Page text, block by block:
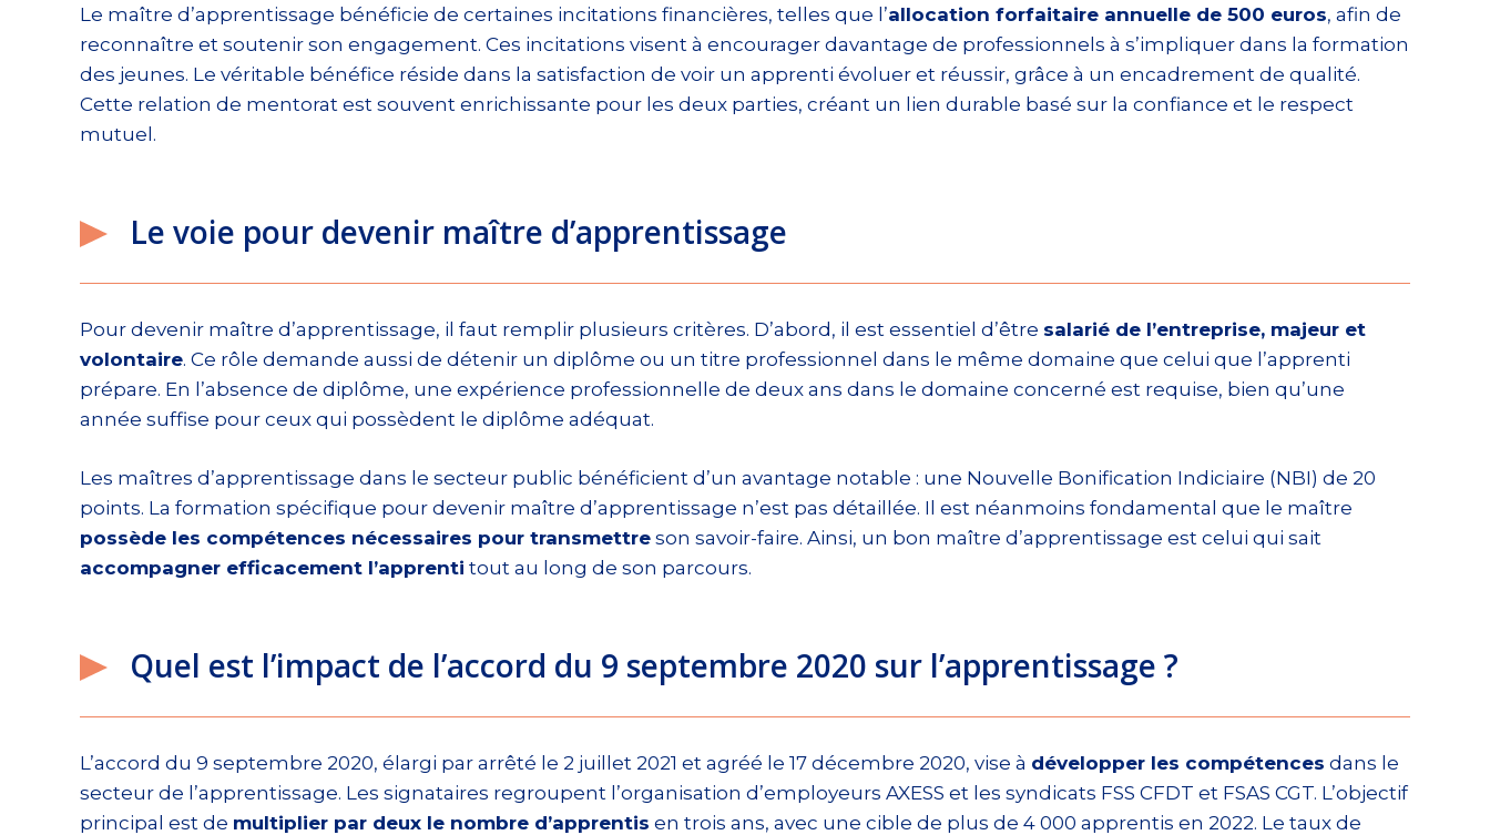
Le maître d’apprentissage bénéficie de certaines incitations financières, telles que l’allocation forfaitaire annuelle de 500 euros, afin de
reconnaître et soutenir son engagement. Ces incitations visent à encourager davantage de professionnels à s’impliquer dans la formation
des jeunes. Le véritable bénéfice réside dans la satisfaction de voir un apprenti évoluer et réussir, grâce à un encadrement de qualité.
Cette relation de mentorat est souvent enrichissante pour les deux parties, créant un lien durable basé sur la confiance et le respect
mutuel.
Le voie pour devenir maître d’apprentissage
Pour devenir maître d’apprentissage, il faut remplir plusieurs critères. D’abord, il est essentiel d’être salarié de l’entreprise, majeur et
volontaire. Ce rôle demande aussi de détenir un diplôme ou un titre professionnel dans le même domaine que celui que l’apprenti
prépare. En l’absence de diplôme, une expérience professionnelle de deux ans dans le domaine concerné est requise, bien qu’une
année suffise pour ceux qui possèdent le diplôme adéquat.
Les maîtres d’apprentissage dans le secteur public bénéficient d’un avantage notable : une Nouvelle Bonification Indiciaire (NBI) de 20
points. La formation spécifique pour devenir maître d’apprentissage n’est pas détaillée. Il est néanmoins fondamental que le maître
possède les compétences nécessaires pour transmettre son savoir-faire. Ainsi, un bon maître d’apprentissage est celui qui sait
accompagner efficacement l’apprenti tout au long de son parcours.
Quel est l’impact de l’accord du 9 septembre 2020 sur l’apprentissage ?
L’accord du 9 septembre 2020, élargi par arrêté le 2 juillet 2021 et agréé le 17 décembre 2020, vise à développer les compétences dans le
secteur de l’apprentissage. Les signataires regroupent l’organisation d’employeurs AXESS et les syndicats FSS CFDT et FSAS CGT. L’objectif
principal est de multiplier par deux le nombre d’apprentis en trois ans, avec une cible de plus de 4 000 apprentis en 2022. Le taux de